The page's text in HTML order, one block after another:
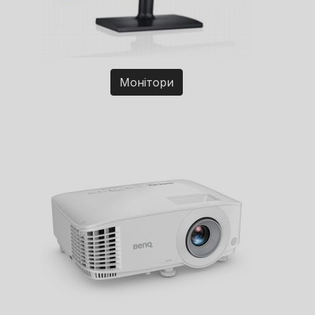
Монітори